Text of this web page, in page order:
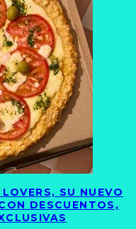
SU NUEVO
DESCUENTOS,